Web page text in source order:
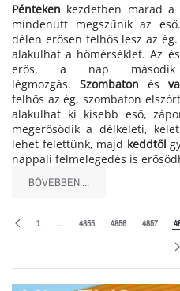
Pénteken kezdetben marad a
mindenütt megszűnik az
délen erősen felhős lesz az
alakulhat a hőmérséklet. Az
erős, a nap
légmozgás. Szombaton és
felhős az ég, szombaton
alakulhat ki kisebb eső,
megerősödik a délkeleti,
lehet felettünk, majd keddtől
nappali felmelegedés is
BŐVEBBEN ...
1 … 4855 4856 4857